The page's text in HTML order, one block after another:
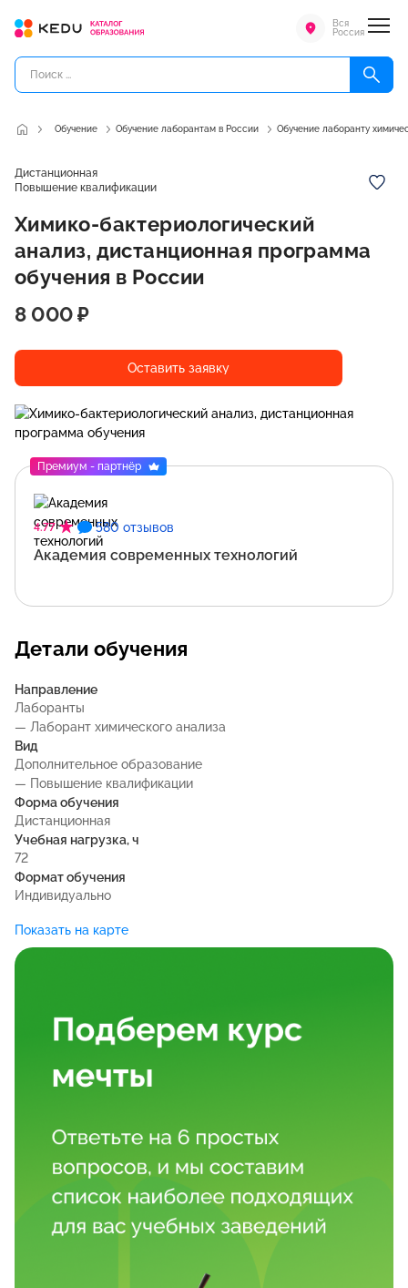
Вся
Россия
Обучение Обучение лаборантам в России Обучение лаборанту
Дистанционная
Повышение квалификации
Химико-бактериологический
анализ, дистанционная программа
обучения в России
8 000 ₽
Оставить заявку
4.77 580 отзывов
Академия современных технологий
Премиум - партнёр
Детали обучения
Направление
Лаборанты
— Лаборант химического анализа
Вид
Дополнительное образование
— Повышение квалификации
Форма обучения
Дистанционная
Учебная нагрузка, ч
72
Формат обучения
Индивидуально
Показать на карте